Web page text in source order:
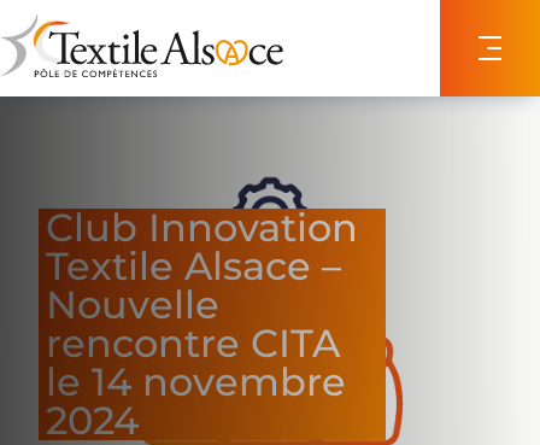
Club Innovation
Textile Alsace –
Nouvelle
rencontre CITA
le 14 novembre
2024
Panneau de gestion des cookies